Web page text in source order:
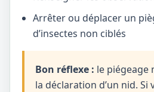
Arrêter ou déplacer un
d’insectes non ciblés
Bon réflexe : le piégeage
la déclaration d’un nid. Si